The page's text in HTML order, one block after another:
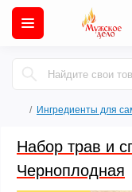
Ингредиенты для
Набор трав и
Черноплодная